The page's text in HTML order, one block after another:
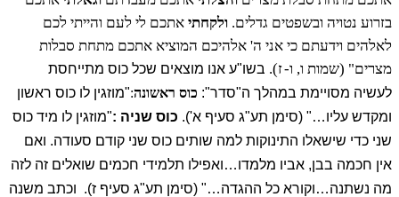
בזרוע נטויה ובשפטים גדלים. ולקחתי אתכם לי לעם והייתי לכם
לאלהים וידעתם כי אני ה' אלהיכם המוציא אתכם מתחת סבלות
מצרים" (שמות ו, ו-ז). בשו"ע אנו מוצאים שכל כוס מתייחסת
לעשיה מסויימת במהלך ה"סדר": כוס ראשונה:"מוזגין לו כוס ראשון
ומקדש עליו…" (סימן תע"ג סעיף א'). כוס שניה :"מוזגין לו מיד כוס
שני כדי שישאלו התינוקות למה שותים כוס שני קודם סעודה. ואם
אין חכמה בבן, אביו מלמדו…ואפילו תלמידי חכמים שואלים זה לזה
מה נשתנה…וקורא כל ההגדה…" (סימן תע"ג סעיף ז). וכתב משנה